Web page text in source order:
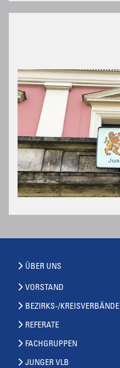
ÜBER UNS
VORSTAND
BEZIRKS-/KREISVERBÄNDE
REFERATE
FACHGRUPPEN
JUNGER VLB